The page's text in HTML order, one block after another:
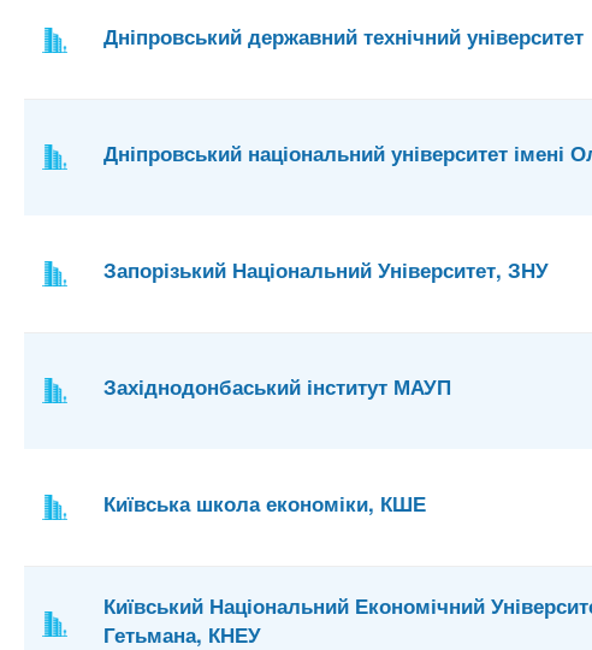
Дніпровський державний технічний університет
Дніпровський національний університет імені
Запорізький Національний Університет, ЗНУ
Західнодонбаський інститут МАУП
Київська школа економіки, КШЕ
Київський Національний Економічний
Гетьмана, КНЕУ